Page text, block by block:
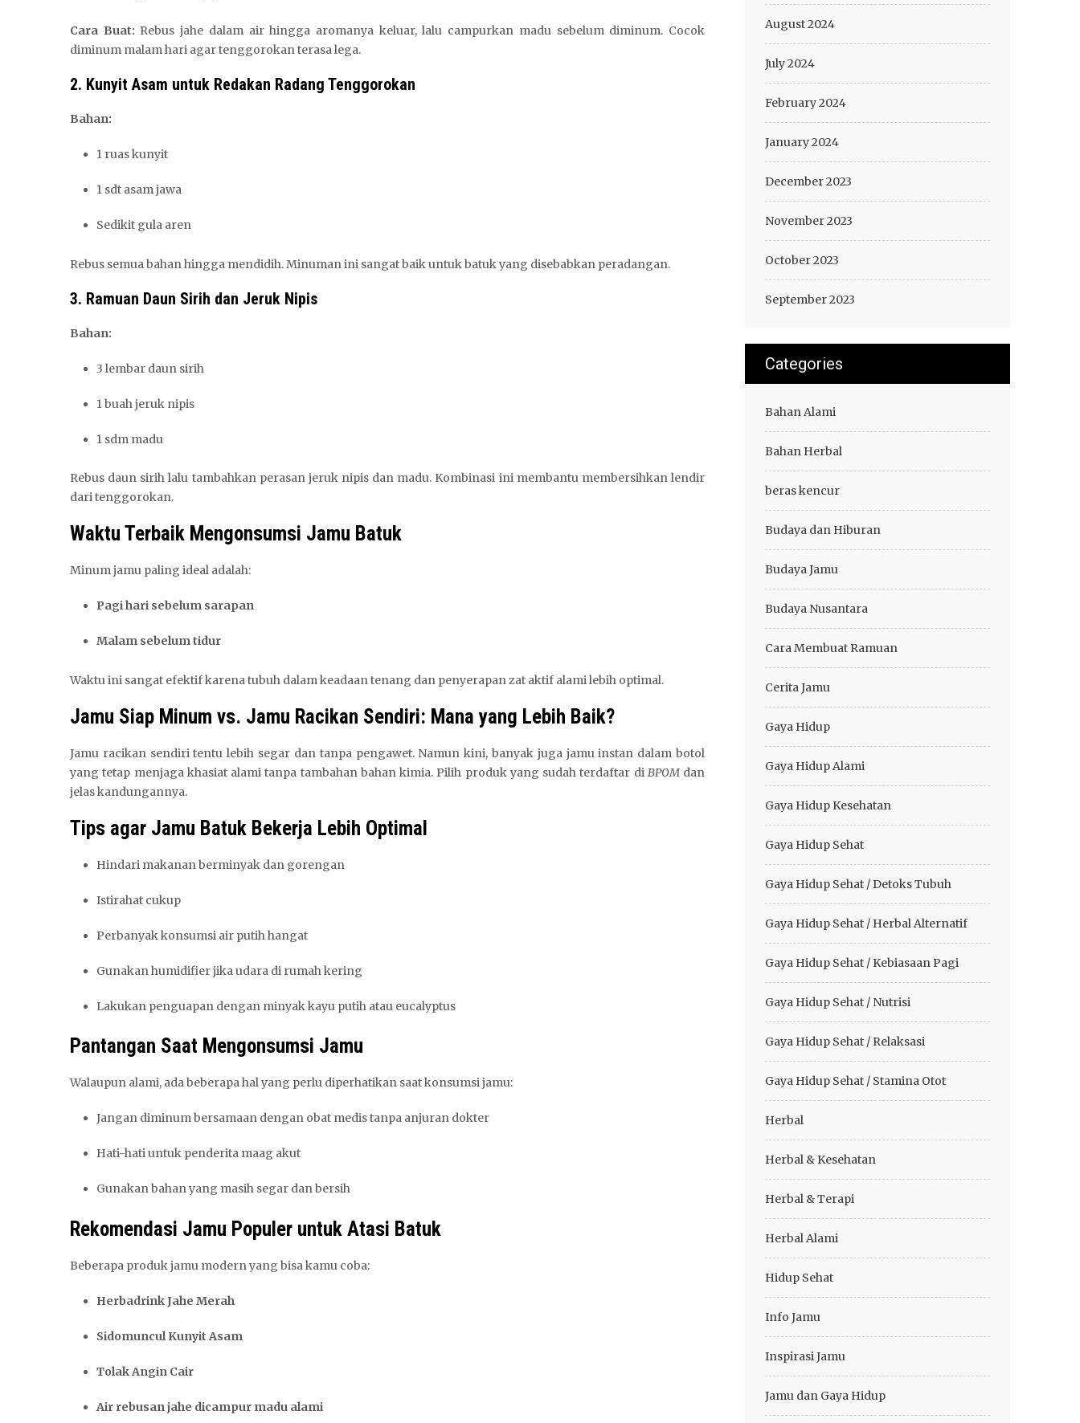
Cara Buat: Rebus jahe dalam air hingga aromanya keluar, lalu campurkan madu sebelum diminum. Cocok
diminum malam hari agar tenggorokan terasa lega.
2. Kunyit Asam untuk Redakan Radang Tenggorokan
Bahan:
1 ruas kunyit
1 sdt asam jawa
Sedikit gula aren
Rebus semua bahan hingga mendidih. Minuman ini sangat baik untuk batuk yang disebabkan peradangan.
3. Ramuan Daun Sirih dan Jeruk Nipis
Bahan:
3 lembar daun sirih
1 buah jeruk nipis
1 sdm madu
Rebus daun sirih lalu tambahkan perasan jeruk nipis dan madu. Kombinasi ini membantu membersihkan lendir
dari tenggorokan.
Waktu Terbaik Mengonsumsi Jamu Batuk
Minum jamu paling ideal adalah:
Pagi hari sebelum sarapan
Malam sebelum tidur
Waktu ini sangat efektif karena tubuh dalam keadaan tenang dan penyerapan zat aktif alami lebih optimal.
Jamu Siap Minum vs. Jamu Racikan Sendiri: Mana yang Lebih Baik?
Jamu racikan sendiri tentu lebih segar dan tanpa pengawet. Namun kini, banyak juga jamu instan dalam botol
yang tetap menjaga khasiat alami tanpa tambahan bahan kimia. Pilih produk yang sudah terdaftar di BPOMdan
jelas kandungannya.
Tips agar Jamu Batuk Bekerja Lebih Optimal
Hindari makanan berminyak dan gorengan
Istirahat cukup
Perbanyak konsumsi air putih hangat
Gunakan humidifier jika udara di rumah kering
Lakukan penguapan dengan minyak kayu putih atau eucalyptus
Pantangan Saat Mengonsumsi Jamu
Walaupun alami, ada beberapa hal yang perlu diperhatikan saat konsumsi jamu:
Jangan diminum bersamaan dengan obat medis tanpa anjuran dokter
Hati-hati untuk penderita maag akut
Gunakan bahan yang masih segar dan bersih
Rekomendasi Jamu Populer untuk Atasi Batuk
Beberapa produk jamu modern yang bisa kamu coba:
Herbadrink Jahe Merah
Sidomuncul Kunyit Asam
Tolak Angin Cair
Air rebusan jahe dicampur madu alami
August 2024
July 2024
February 2024
January 2024
December 2023
November 2023
October 2023
September 2023
Categories
Bahan Alami
Bahan Herbal
beras kencur
Budaya dan Hiburan
Budaya Jamu
Budaya Nusantara
Cara Membuat Ramuan
Cerita Jamu
Gaya Hidup
Gaya Hidup Alami
Gaya Hidup Kesehatan
Gaya Hidup Sehat
Gaya Hidup Sehat / Detoks Tubuh
Gaya Hidup Sehat / Herbal Alternatif
Gaya Hidup Sehat / Kebiasaan Pagi
Gaya Hidup Sehat / Nutrisi
Gaya Hidup Sehat / Relaksasi
Gaya Hidup Sehat / Stamina Otot
Herbal
Herbal & Kesehatan
Herbal & Terapi
Herbal Alami
Hidup Sehat
Info Jamu
Inspirasi Jamu
Jamu dan Gaya Hidup